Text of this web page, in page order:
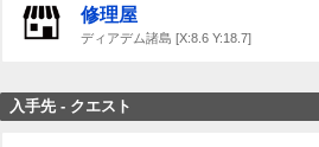
修理屋
ディアデム諸島 [X:8.6 Y:18.7]
入手先 - クエスト